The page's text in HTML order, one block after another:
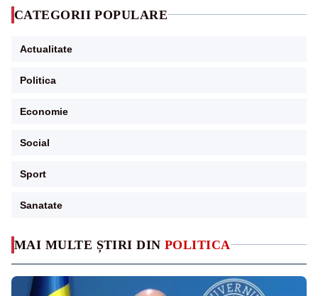
MAI MULTE ȘTIRI DIN POLITICA
CATEGORII POPULARE
Actualitate
Politica
Economie
Social
Sport
Sanatate